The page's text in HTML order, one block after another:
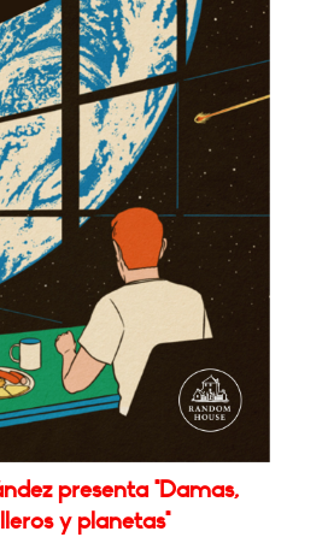
presenta "Damas,
y planetas"